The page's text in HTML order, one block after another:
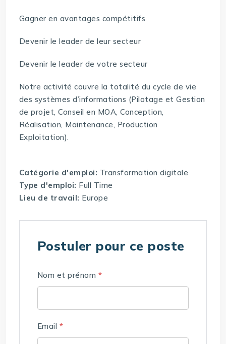
Gagner en avantages compétitifs
Devenir le leader de leur secteur
Devenir le leader de votre secteur
Notre activité couvre la totalité du cycle de vie
des systèmes d’informations (Pilotage et Gestion
de projet, Conseil en MOA, Conception,
Réalisation, Maintenance, Production
Exploitation).
Catégorie d'emploi: Transformation digitale
Type d'emploi: Full Time
Lieu de travail: Europe
Postuler pour ce poste
Nom et prénom *
Email *